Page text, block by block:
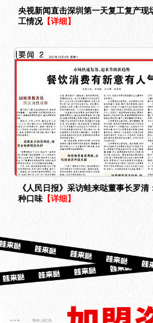
央视新闻直击深圳第一天复工复产现
工情况【详细】
《人民日报》采访蛙来哒董事长罗
种口味 【详细】